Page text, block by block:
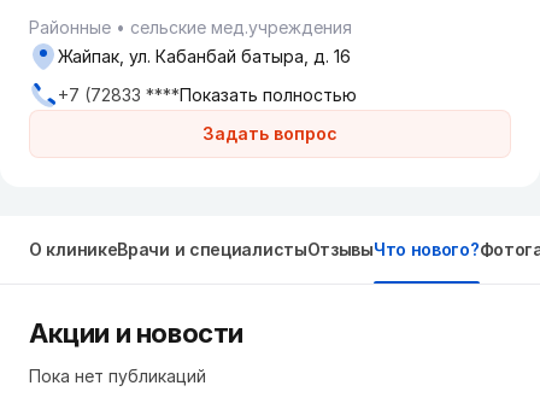
Районные сельские мед.учреждения
Задать вопрос
Жайпак, ул. Кабанбай батыра, д. 16
+7 (72833 ****Показать полностью
О клиникеВрачи и специалистыОтзывыЧто нового?
Акции и новости
Пока нет публикаций